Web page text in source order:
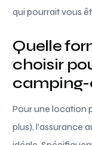
qui pourrait vous
Quelle
choisir
camping-
Pour une location
plus), l’assurance